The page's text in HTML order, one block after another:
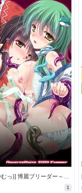
[Reverse Noise (やむっ)] 博麗ブリーダー～風祝～ (東方Project) [26M]
1